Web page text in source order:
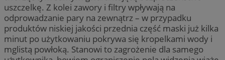
uszczelkę. Z kolei zawory i filtry wpływają na
odprowadzanie pary na zewnątrz – w przypadku
produktów niskiej jakości przednia część maski już kilka
minut po użytkowaniu pokrywa się kropelkami wody i
mglistą powłoką. Stanowi to zagrożenie dla samego